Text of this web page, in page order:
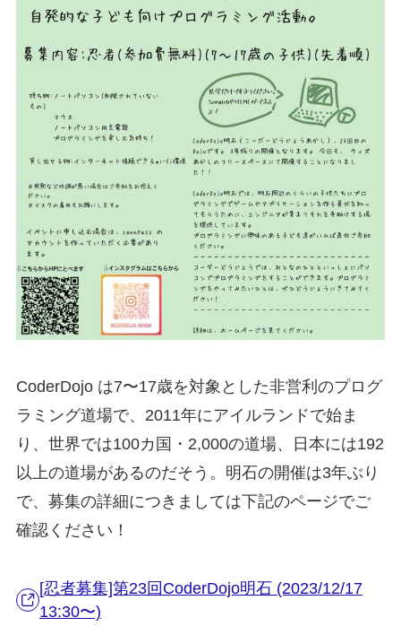
CoderDojo は7〜17歳を対象とした非営利のプログ
ラミング道場で、2011年にアイルランドで始ま
り、世界では100カ国・2,000の道場、日本には192
以上の道場があるのだそう。明石の開催は3年ぶり
で、募集の詳細につきましては下記のページでご
確認ください！
[忍者募集]第23回CoderDojo明石 (2023/12/17
13:30〜)